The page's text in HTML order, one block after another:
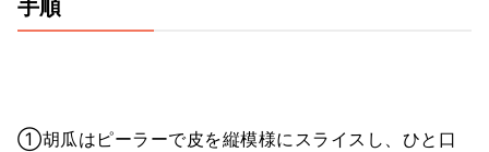
手順
①胡瓜はピーラーで皮を縦模様にスライスし、ひと口